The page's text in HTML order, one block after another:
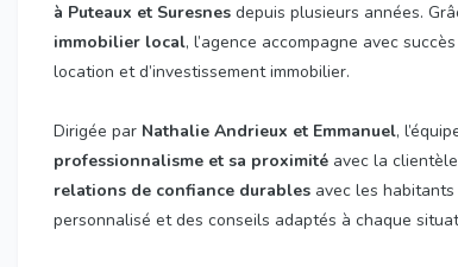
à Puteaux et Suresnes depuis plusieurs années.
immobilier local, l’agence accompagne avec
location et d’investissement immobilier.
Dirigée par Nathalie Andrieux et Emmanuel,
professionnalisme et sa proximité avec la
relations de confiance durables avec les
personnalisé et des conseils adaptés à chaque